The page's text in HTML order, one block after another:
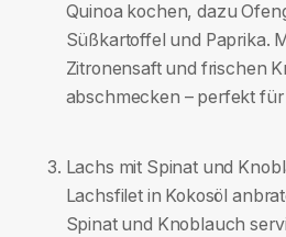
Quinoa kochen, dazu
Süßkartoffel und Paprika.
Zitronensaft und frischen
abschmecken – perfekt
Lachs mit Spinat und
Lachsfilet in Kokosöl
Spinat und Knoblauch